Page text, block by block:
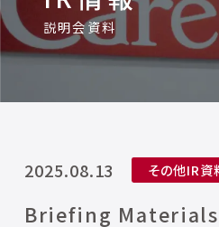
説明会資料
2025.08.13 その他IR資
Briefing